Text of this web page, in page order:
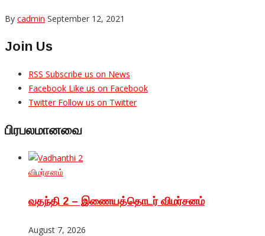
By cadmin September 12, 2021
Join Us
RSS Subscribe us on News
Facebook Like us on Facebook
Twitter Follow us on Twitter
பிரபலமானவை
விமர்சனம்
வதந்தி 2 – இணையத்தொடர் விமர்சனம்
August 7, 2026